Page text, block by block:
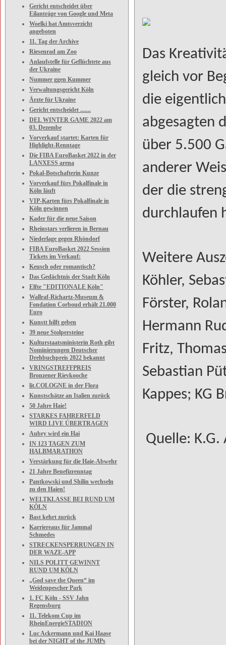
Gericht entscheidet über
Eilanträge von Google und Meta
Woelki hat Amtsverzicht
angeboten
11. Tag der Archive
Riesenrad am Zoo
Anlaufstelle für Geflüchtete aus
der Ukraine
Nummer ggen Kummer
Verwaltungsgericht Köln
Ärzte für Ukraine
Gericht entscheidet .......
DEL WINTER GAME 2022 am
03. Dezembe
Vorverkauf startet: Karten für
Highlight-Renntage
Die FIBA EuroBasket 2022 in der
LANXESS arena
Pokal-Botschafterin Kunze
Vorverkauf fürs Pokalfinale in
Köln läuft
VIP-Karten fürs Pokalfinale in
Köln gewinnen
Kader für die neue Saison
Rheinstars verlieren in Bernau
Niederlage gegen Rhöndorf
FIBA EuroBasket 2022 Session
Tickets im Verkauf:
Keusch oder romantisch?
Das Gedächtnis der Stadt Köln
Elfte "EDITIONALE Köln"
Wallraf-Richartz-Museum &
Fondation Corboud erhält 21.000
Euro
Kunstt hilft geben
39 neue Stolpersteine
Kulturstaatsministerin Roth gibt
Nominierungen Deutscher
Drehbuchpreis 2022 bekannt
VRINGSTREFFPREIS
Bronzener Rievkooche
lit.COLOGNE in der Flora
Kunstschätze an Italien zurück
50 Jahre Haie!
STARKES FAHRERFELD
WIRD LIVE ÜBERTRAGEN
Aubry wird ein Hai
IN 123 TAGEN ZUM
HALBMARATHON
Verstärkung für die Haie-Abwehr
21 Jahre Benefizrenntag
Pantkowski und Shilin wechseln
zu den Haien!
WELTKLASSE BEI RUND UM
KÖLN
Bast kehrt zurück
Karriereaus für Jammal
Schmedes
STRECKENSPERRUNGEN IN
DER WAZE-APP
NILS POLITT GEWINNT
RUND UM KÖLN
„God save the Queen“ im
Weidenpescher Park
1. FC Köln - SSV Jahn
Regensburg
11. Telekom Cup im
RheinEnergieSTADION
Luc Ackermann und Kai Haase
bei der NIGHT of the JUMPs
Das
gleich vor
die
abgesagten
über 5.500
anderer
der die
durchlaufen
Weitere
Köhler,
Förster,
Hermann
Fritz,
Sebastian
Kappes; KG
Quelle: